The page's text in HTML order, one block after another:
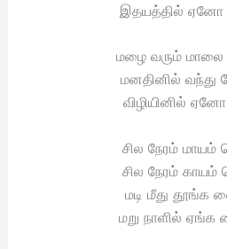
இதயத்தில் ஏனோ
மழை வரும் மாலை
மனதினில் வந்து
விழியினில்
சில நேரம் மாயம்
சில நேரம் காயம்
மடி மீது தூங்க
மறு நாளில் ஏங்க